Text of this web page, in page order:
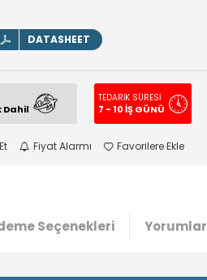
DATASHEET
Dahil
TEDARİK SÜRESİ
7 - 10 İŞ GÜNÜ
Fiyat Alarmı Favorilere Ekle
Seçenekleri Yorumlar